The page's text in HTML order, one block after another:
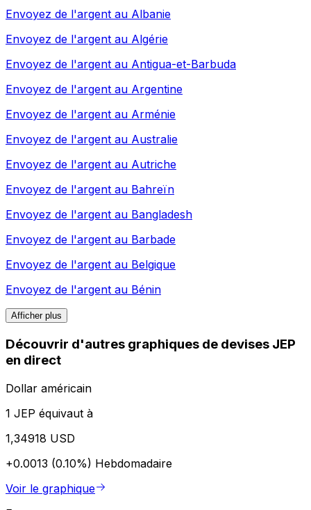
Envoyez de l'argent au Albanie
Envoyez de l'argent au Algérie
Envoyez de l'argent au Antigua-et-Barbuda
Envoyez de l'argent au Argentine
Envoyez de l'argent au Arménie
Envoyez de l'argent au Australie
Envoyez de l'argent au Autriche
Envoyez de l'argent au Bahreïn
Envoyez de l'argent au Bangladesh
Envoyez de l'argent au Barbade
Envoyez de l'argent au Belgique
Envoyez de l'argent au Bénin
Afficher plus
Découvrir d'autres graphiques de devises JEP
en direct
Dollar américain
1 JEP équivaut à
1,34918 USD
+0.0013 (0.10%) Hebdomadaire
Voir le graphique